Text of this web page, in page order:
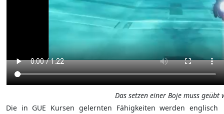
Das setzen einer Boje muss geübt
Die in GUE Kursen gelernten Fähigkeiten werden englisch